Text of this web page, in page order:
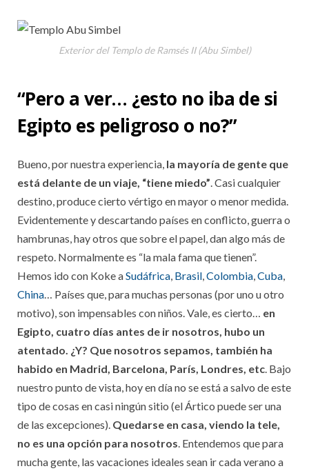
Exterior del Templo de Ramsés II (Abu Simbel)
“Pero a ver… ¿esto no iba de si
Egipto es peligroso o no?”
Bueno, por nuestra experiencia, la mayoría de gente que
está delante de un viaje, “tiene miedo”. Casi cualquier
destino, produce cierto vértigo en mayor o menor medida.
Evidentemente y descartando países en conflicto, guerra o
hambrunas, hay otros que sobre el papel, dan algo más de
respeto. Normalmente es “la mala fama que tienen”.
Hemos ido con Koke aSudáfrica, Brasil,Colombia,Cuba,
China… Países que, para muchas personas (por uno u otro
motivo), son impensables con niños. Vale, es cierto… en
Egipto, cuatro días antes de ir nosotros, hubo un
atentado. ¿Y? Que nosotros sepamos, también ha
habido en Madrid, Barcelona, París, Londres, etc. Bajo
nuestro punto de vista, hoy en día no se está a salvo de este
tipo de cosas en casi ningún sitio (el Ártico puede ser una
de las excepciones). Quedarse en casa, viendo la tele,
no es una opción para nosotros. Entendemos que para
mucha gente, las vacaciones ideales sean ir cada verano a